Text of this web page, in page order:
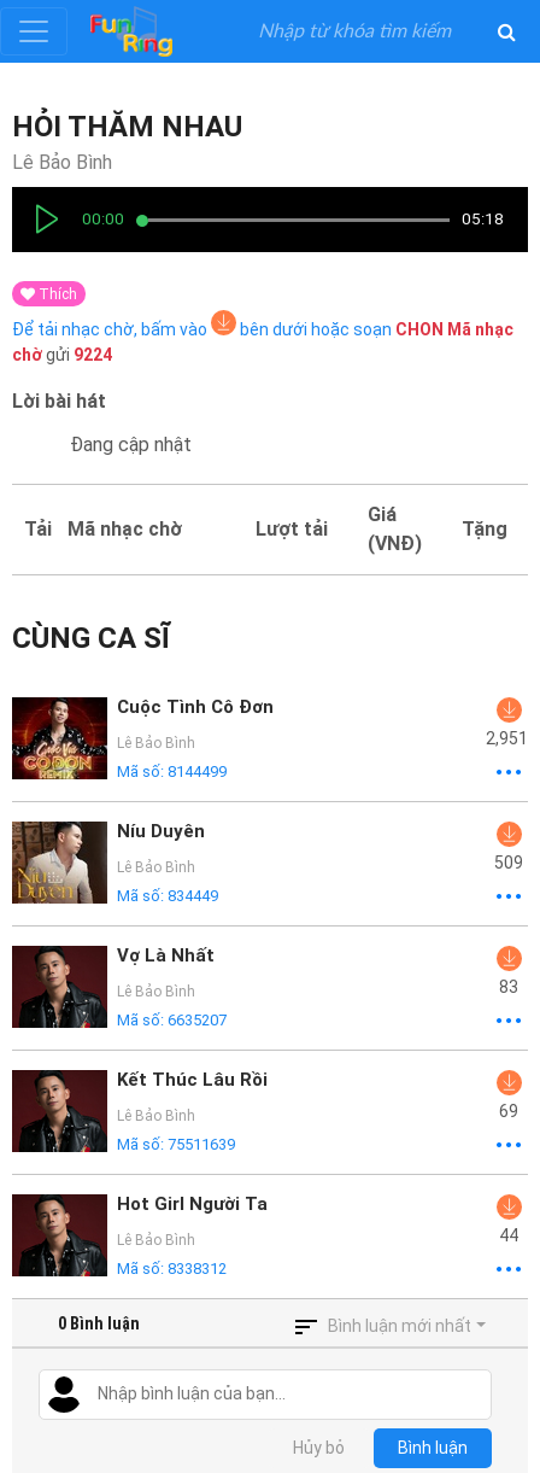
Đăng
ký
nhập
Thể
Loại
Nghệ
Mại
Dẫn
Funring
Doanh
Nghiệp
HỎI THĂM NHAU
Lê Bảo Bình
00:00 05:18
Thích
Để tải nhạc chờ, bấm vào bên dưới hoặc soạn CHON Mã nhạc
chờgửi 9224
Lời bài hát
Đang cập nhật
Tải Mã nhạc chờ Lượt tải
Giá
(VNĐ)
Tặng
CÙNG CA SĨ
Cuộc Tình Cô Đơn
Lê Bảo Bình
Mã số: 8144499
2,951
Níu Duyên
Lê Bảo Bình
Mã số: 834449
509
Vợ Là Nhất
Lê Bảo Bình
Mã số: 6635207
83
Kết Thúc Lâu Rồi
Lê Bảo Bình
Mã số: 75511639
69
Hot Girl Người Ta
Lê Bảo Bình
Mã số: 8338312
44
0 Bình luận Bình luận mới nhất
Hủy bỏ Bình luận